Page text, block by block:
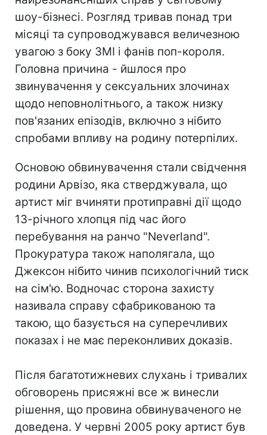
шоу-бізнесі. Розгляд тривав понад три
місяці та супроводжувався величезною
увагою з боку ЗМІ і фанів поп-короля.
Головна причина - йшлося про
звинувачення у сексуальних злочинах
щодо неповнолітнього, а також низку
пов'язаних епізодів, включно з нібито
спробами впливу на родину потерпілих.
Основою обвинувачення стали свідчення
родини Арвізо, яка стверджувала, що
артист міг вчиняти протиправні дії щодо
13-річного хлопця під час його
перебування на ранчо "Neverland".
Прокуратура також наполягала, що
Джексон нібито чинив психологічний тиск
на сім'ю. Водночас сторона захисту
називала справу сфабрикованою та
такою, що базується на суперечливих
показах і не має переконливих доказів.
Після багатотижневих слухань і тривалих
обговорень присяжні все ж винесли
рішення, що провина обвинуваченого не
доведена. У червні 2005 року артист був